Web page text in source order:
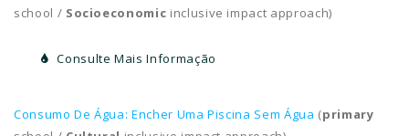
school / Socioeconomic inclusive impact approach)
Consulte Mais Informação
Consumo De Água: Encher Uma Piscina Sem Água (primary